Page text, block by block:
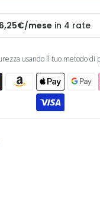
usando il tuo metodo di